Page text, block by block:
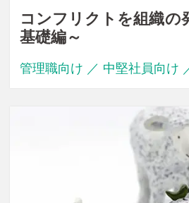
コンフリクトを組織の
基礎編～
管理職向け ／ 中堅社員向け